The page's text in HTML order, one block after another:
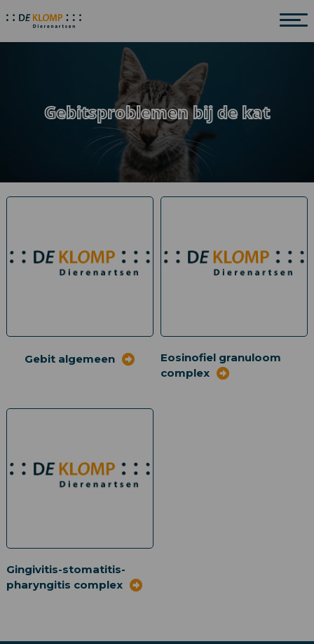
Gebitsproblemen bij de kat
Gebit algemeen
Eosinofiel granuloom
complex
Gingivitis-stomatitis-
pharyngitis complex